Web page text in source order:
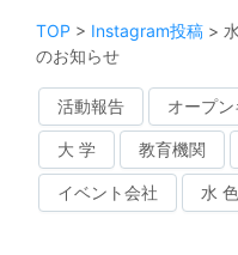
TOP > Instagram投稿 >
のお知らせ
活動報告 オープ
大 学 教育機関
イベント会社 水 色